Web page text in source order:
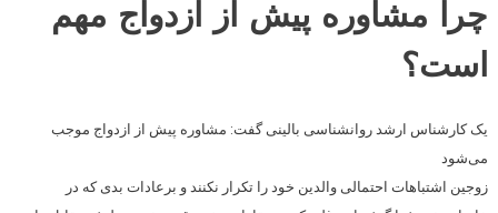
چرا مشاوره پیش از ازدواج مهم
است؟
یک کارشناس ارشد روانشناسی بالینی گفت: مشاوره پیش از ازدواج موجب
می‌شود
زوجین اشتباهات احتمالی والدین خود را تکرار نکنند و برعادات بدی که در